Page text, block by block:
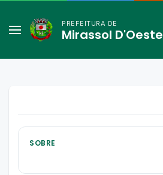
PREFEITURA DE
Mirassol D'Oeste
SOBRE